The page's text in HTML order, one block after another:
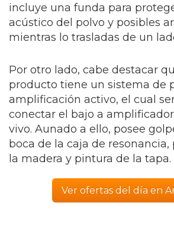
incluye una funda para
acústico del polvo y posibles
mientras lo trasladas de un
Por otro lado, cabe destacar
producto tiene un sistema de
amplificación activo, el cual
conectar el bajo a
vivo. Aunado a ello, posee
boca de la caja de
la madera y pintura de la tapa.
Ver ofertas del día en